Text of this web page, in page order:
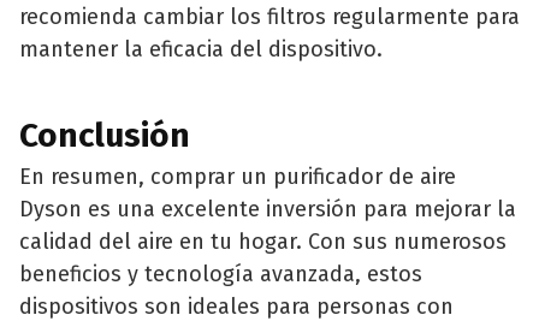
recomienda cambiar los filtros regularmente para
mantener la eficacia del dispositivo.
Conclusión
En resumen, comprar un purificador de aire
Dyson es una excelente inversión para mejorar la
calidad del aire en tu hogar. Con sus numerosos
beneficios y tecnología avanzada, estos
dispositivos son ideales para personas con